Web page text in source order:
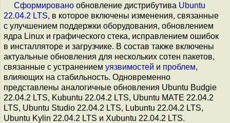
Сформировано обновление дистрибутива Ubuntu
22.04.2 LTS, в которое включены изменения, связанные
с улучшением поддержки оборудования, обновлением
ядра Linux и графического стека, исправлением ошибок
в инсталляторе и загрузчике. В состав также включены
актуальные обновления для нескольких сотен пакетов,
связанные с устранением уязвимостей и проблем,
влияющих на стабильность. Одновременно
представлены аналогичные обновления Ubuntu Budgie
22.04.2 LTS, Kubuntu 22.04.2 LTS, Ubuntu MATE 22.04.2
LTS, Ubuntu Studio 22.04.2 LTS, Lubuntu 22.04.2 LTS,
Ubuntu Kylin 22.04.2 LTS и Xubuntu 22.04.2 LTS.